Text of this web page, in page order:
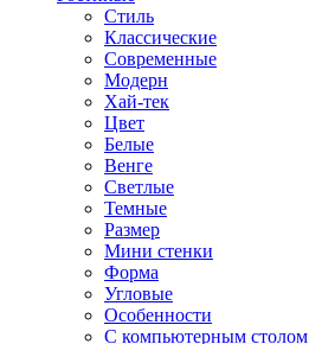
Стиль
Классические
Современные
Модерн
Хай-тек
Цвет
Белые
Венге
Светлые
Темные
Размер
Мини стенки
Форма
Угловые
Особенности
С компьютерным столом